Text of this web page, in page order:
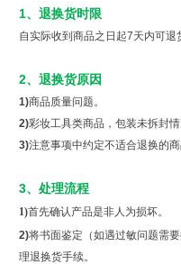
1、退换货时限
自实际收到商品之日起7天内可退
2、退换货原因
1)商品质量问题。
2)彩妆工具类商品，包装未拆封
3)注意事项中约定不适合退换的商
3、处理流程
1)首先确认产品是非人为损坏。
2)将书面鉴定（如遇过敏问题需
理退换货手续。